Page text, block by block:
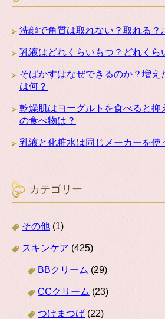
洗顔で角質は取れない？取れる？
乳液はどれくらいもつ？どれくら
そばかすはなぜできるのか？増え
は何？
乾燥肌はヨーグルトを食べると抑
の食べ物は？
乳液と化粧水は同じメーカーを使
カテゴリー
その他 (1)
スキンケア (425)
BBクリーム (29)
CCクリーム (23)
つけまつげ (22)